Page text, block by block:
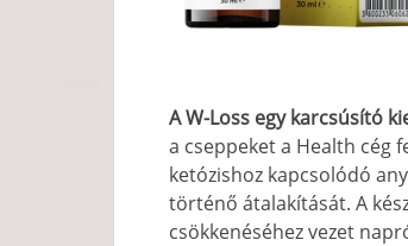
A W-Loss egy karcsúsító
a cseppeket a Health cég
ketózishoz kapcsolódó
történő átalakítását. A
csökkenéséhez vezet